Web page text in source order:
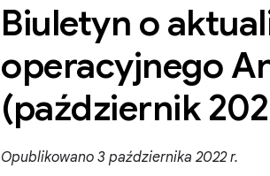
Biuletyn o
operacyjnego
(październik
Opublikowano 3 października 2022 r.